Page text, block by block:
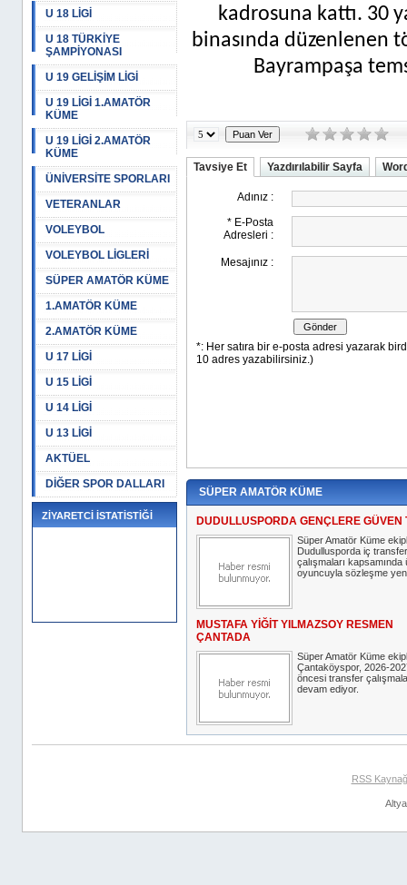
U 18 LİGİ
U 18 TÜRKİYE
ŞAMPİYONASI
U 19 GELİŞİM LİGİ
U 19 LİGİ 1.AMATÖR
KÜME
U 19 LİGİ 2.AMATÖR
KÜME
ÜNİVERSİTE SPORLARI
VETERANLAR
VOLEYBOL
VOLEYBOL LİGLERİ
SÜPER AMATÖR KÜME
1.AMATÖR KÜME
2.AMATÖR KÜME
U 17 LİGİ
U 15 LİGİ
U 14 LİGİ
U 13 LİGİ
AKTÜEL
DİĞER SPOR DALLARI
ZİYARETCİ İSTATİSTİĞİ
kadrosuna kattı. 30
binasında düzenlenen
Bayrampaşa
Tavsiye Et Yazdırılabilir Sayfa
SÜPER AMATÖR KÜME
DUDULLUSPORDA GENÇLERE GÜVEN
Süper Amatör Küme
Dudullusporda iç transfer
çalışmaları
oyuncuyla sözleşme
MUSTAFA YİĞİT YILMAZSOY RESMEN
ÇANTADA
Süper Amatör Küme
Çantaköyspor, 2026-
öncesi transfer
devam ediyor.
RSS